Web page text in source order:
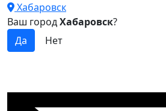
Хабаровск
Ваш городХабаровск?